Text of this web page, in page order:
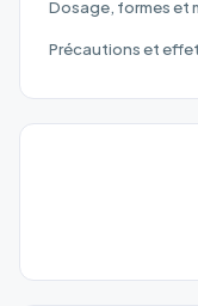
Dosage, formes et
Précautions et